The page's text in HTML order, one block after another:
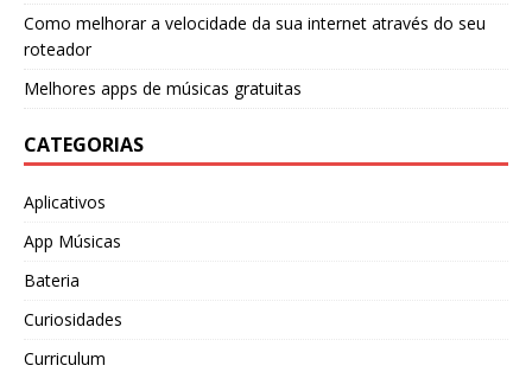
Como melhorar a velocidade da sua internet através do seu
roteador
Melhores apps de músicas gratuitas
CATEGORIAS
Aplicativos
App Músicas
Bateria
Curiosidades
Curriculum